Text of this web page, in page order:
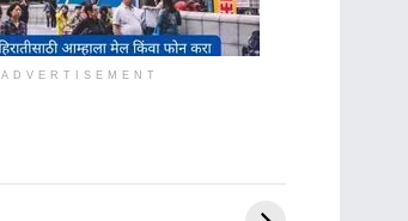
ADVERTISEMENT